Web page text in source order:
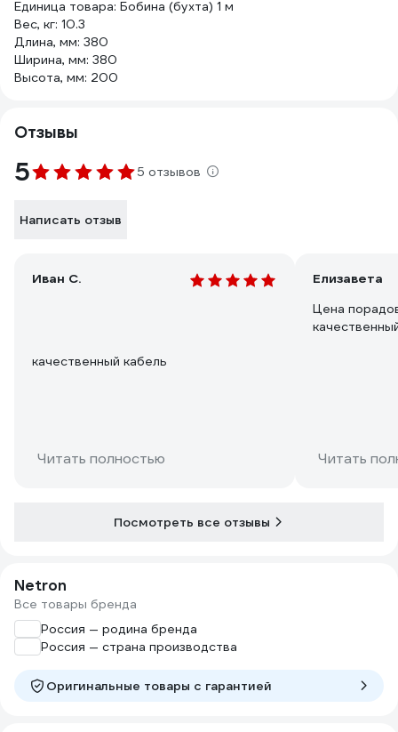
Единица товара: Бобина (бухта) 1 м
Вес, кг: 10.3
Длина, мм: 380
Ширина, мм: 380
Высота, мм: 200
Отзывы
5 5 отзывов
Написать отзыв
Иван С.
качественный кабель
Читать полностью
Елизавета
Цена
Читать
Посмотреть все отзывы
Netron
Все товары бренда
Россия — родина бренда
Россия — страна производства
Оригинальные товары c гарантией